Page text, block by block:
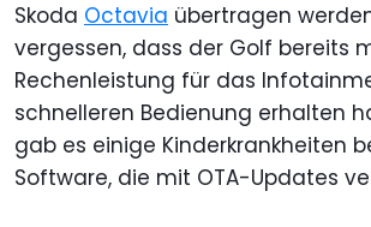
Skoda Octavia übertragen
vergessen, dass der Golf bereits
Rechenleistung für das
schnelleren Bedienung erhalten
gab es einige Kinderkrankheiten
Software, die mit OTA-Updates